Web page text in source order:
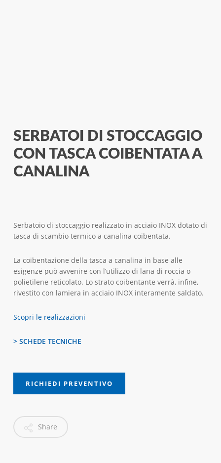
SERBATOI DI STOCCAGGIO
CON TASCA COIBENTATA A
CANALINA
Serbatoio di stoccaggio realizzato in acciaio INOX dotato di
tasca di scambio termico a canalina coibentata.
La coibentazione della tasca a canalina in base alle
esigenze può avvenire con l’utilizzo di lana di roccia o
polietilene reticolato. Lo strato coibentante verrà, infine,
rivestito con lamiera in acciaio INOX interamente saldato.
Scopri le realizzazioni
> SCHEDE TECNICHE
RICHIEDI PREVENTIVO
Share